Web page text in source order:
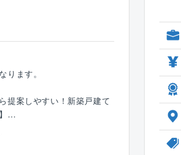
ります。
提案しやすい！新築戸建て
されたお客様へ、同社の住
だきます。